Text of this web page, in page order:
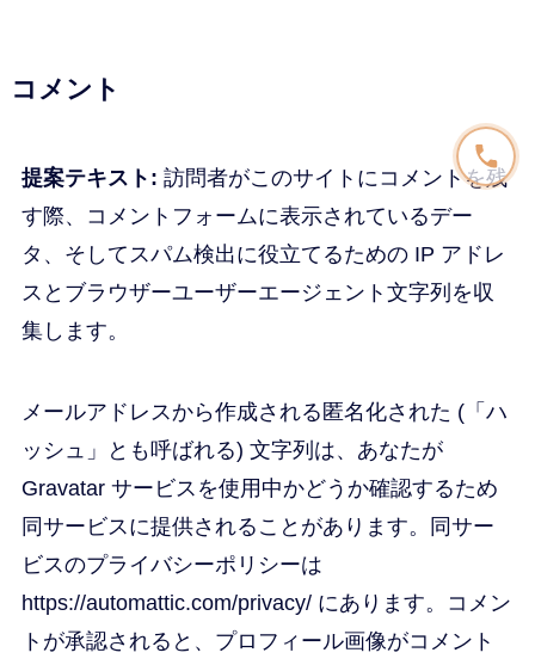
コメント
提案テキスト: 訪問者がこのサイトにコメントを残
す際、コメントフォームに表示されているデー
タ、そしてスパム検出に役立てるための IP アドレ
スとブラウザーユーザーエージェント文字列を収
集します。
メールアドレスから作成される匿名化された (「ハ
ッシュ」とも呼ばれる) 文字列は、あなたが
Gravatar サービスを使用中かどうか確認するため
同サービスに提供されることがあります。同サー
ビスのプライバシーポリシーは
https://automattic.com/privacy/ にあります。コメン
トが承認されると、プロフィール画像がコメント